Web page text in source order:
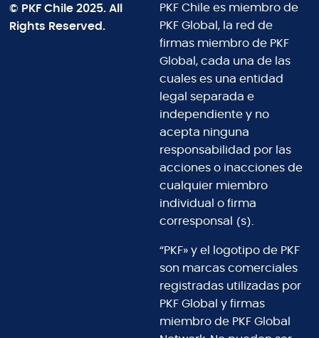
© PKF Chile 2025. All
Rights Reserved.
PKF Chile es miembro de
PKF Global, la red de
firmas miembro de PKF
Global, cada una de las
cuales es una entidad
legal separada e
independiente y no
acepta ninguna
responsabilidad por las
acciones o inacciones de
cualquier miembro
individual o firma
corresponsal (s).
“PKF» y el logotipo de PKF
son marcas comerciales
registradas utilizadas por
PKF Global y firmas
miembro de PKF Global